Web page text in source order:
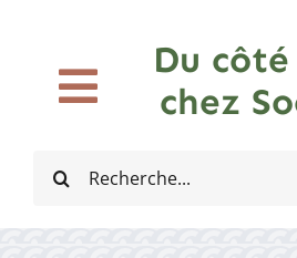
contenu
Rechercher:
Toggle
Navigation
Bières
Du
chez